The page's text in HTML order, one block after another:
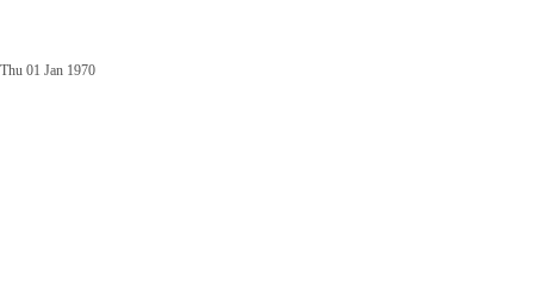
Thu 01 Jan 1970